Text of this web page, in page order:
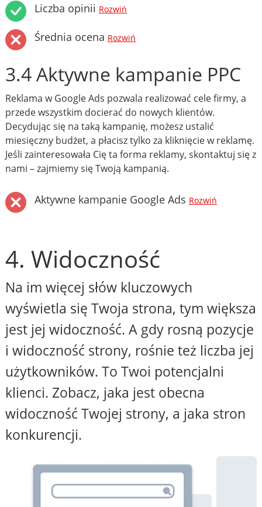
Liczba opinii Rozwiń
Średnia ocena Rozwiń
3.4 Aktywne kampanie PPC
Reklama w Google Ads pozwala realizować cele firmy, a
przede wszystkim docierać do nowych klientów.
Decydując się na taką kampanię, możesz ustalić
miesięczny budżet, a płacisz tylko za kliknięcie w reklamę.
Jeśli zainteresowała Cię ta forma reklamy, skontaktuj się z
nami – zajmiemy się Twoją kampanią.
Aktywne kampanie Google Ads Rozwiń
4. Widoczność
Na im więcej słów kluczowych
wyświetla się Twoja strona, tym większa
jest jej widoczność. A gdy rosną pozycje
i widoczność strony, rośnie też liczba jej
użytkowników. To Twoi potencjalni
klienci. Zobacz, jaka jest obecna
widoczność Twojej strony, a jaka stron
konkurencji.